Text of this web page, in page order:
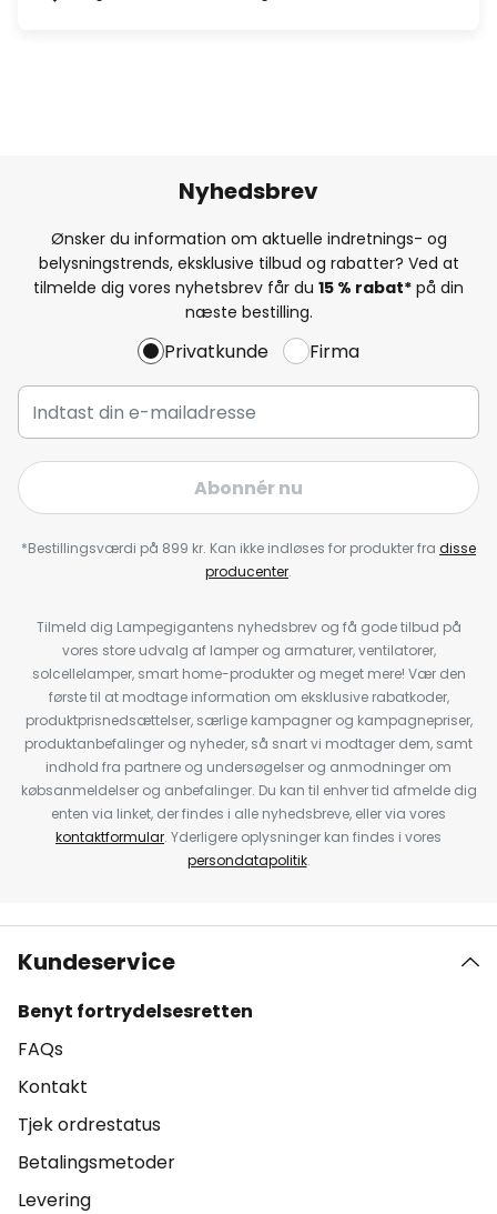
Nyhedsbrev
Ønsker du information om aktuelle indretnings- og
belysningstrends, eksklusive tilbud og rabatter? Ved at
tilmelde dig vores nyhetsbrev får du 15 % rabat* på din
næste bestilling.
Privatkunde Firma
Abonnér nu
*Bestillingsværdi på 899 kr. Kan ikke indløses for produkter fra disse
producenter.
Tilmeld dig Lampegigantens nyhedsbrev og få gode tilbud på
vores store udvalg af lamper og armaturer, ventilatorer,
solcellelamper, smart home-produkter og meget mere! Vær den
første til at modtage information om eksklusive rabatkoder,
produktprisnedsættelser, særlige kampagner og kampagnepriser,
produktanbefalinger og nyheder, så snart vi modtager dem, samt
indhold fra partnere og undersøgelser og anmodninger om
købsanmeldelser og anbefalinger. Du kan til enhver tid afmelde dig
enten via linket, der findes i alle nyhedsbreve, eller via vores
kontaktformular. Yderligere oplysninger kan findes i vores
persondatapolitik.
Kundeservice
Benyt fortrydelsesretten
FAQs
Kontakt
Tjek ordrestatus
Betalingsmetoder
Levering